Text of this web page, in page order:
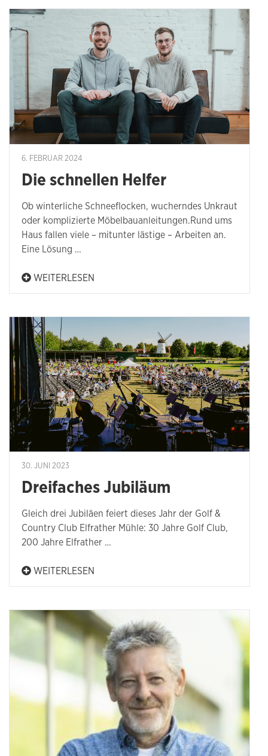
6. FEBRUAR 2024
Die schnellen Helfer
Ob winterliche Schneeflocken, wucherndes Unkraut
oder komplizierte Möbelbauanleitungen.Rund ums
Haus fallen viele – mitunter lästige – Arbeiten an.
Eine Lösung …
WEITERLESEN
30. JUNI 2023
Dreifaches Jubiläum
Gleich drei Jubiläen feiert dieses Jahr der Golf &
Country Club Elfrather Mühle: 30 Jahre Golf Club,
200 Jahre Elfrather …
WEITERLESEN